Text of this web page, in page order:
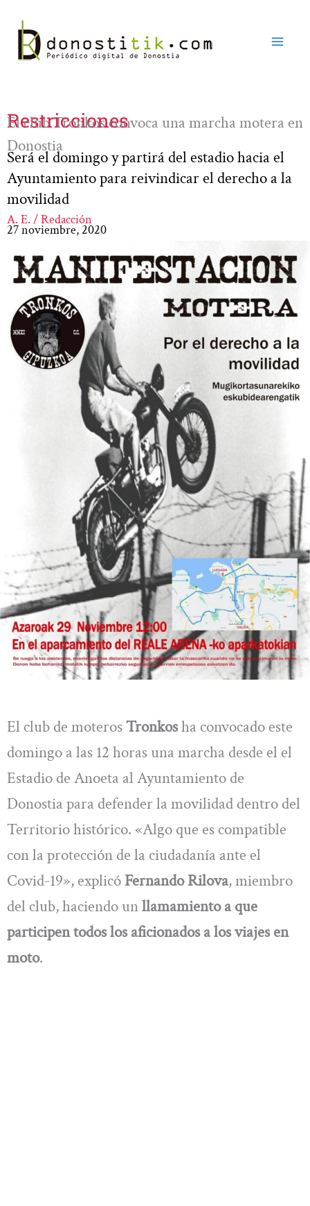
contenido
Restricciones
El club Tronkos convoca una marcha motera en
Donostia
Será el domingo y partirá del estadio hacia el
Ayuntamiento para reivindicar el derecho a la
movilidad
A. E. / Redacción
27 noviembre, 2020
El club de moterosTronkosha convocado este
domingo a las 12 horas una marcha desde el el
Estadio de Anoeta al Ayuntamiento de
Donostia para defender la movilidad dentro del
Territorio histórico. «Algo que es compatible
con la protección de la ciudadanía ante el
Covid-19», explicó Fernando Rilova, miembro
del club, haciendo unllamamiento a que
participen todos los aficionados a los viajes en
moto.